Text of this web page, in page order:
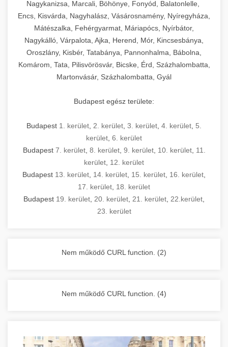
Ipari sütők és gőzpárolók katalógusa -
chef-iparikonyhagepek.hu
berendezések
használatot, miközben megfelel az összes
higiéniai előírásnak.
Ipari hűtőberendezések széles
választéka - chef-iparikonyhagepek.hu
kereskedelmi hűtőegység és hűtőkamra rendszerek
hőmérsékletet és vízminőséget figyelő
rendszerekkel, valamint energiatakarékos
technológiával rendelkeznek. A rozsdamentes
acél konstrukció és a könnyen hozzáférhető
karbantartási pontok biztosítják a hosszú
élettartamot és az egyszerű üzemeltetést.
Ipari mosogatógépek teljes kínálata -
kereskedelmi mosogatógép és tisztítóberendezések
tisztíthatók, szétszerelhetők és karbantarthatók,
megfelelnek az összes élelmiszer-biztonsági
előírásnak. Különböző teljesítményű modellek
állnak rendelkezésre asztali és állványos
kivitelben, az egyedi igények és a
feldolgozandó mennyiségek függvényében.
Biztonságos kezelést biztosító védőburkolatok
számára.
Sajtreszelő gépek szakmai választéka -
chef-iparikonyhagepek.hu
kereskedelmi sajtreszelő és aprítógépek
berendezést magában foglal, amely szükséges
egy modern, hatékonyan működő
kereskedelmi konyha komplett felszereléséhez
és működtetéséhez. Az alapvető
főzőberendezésektől (tűzhelyek, sütők,
grillsütők, frittőzök) kezdve a speciális
feldolgozógépeken (szeletelők, aprítók,
kiegészítő eszközökig mindent egy helyen
megtalál. Szakértő tanácsadóink segítenek a
megfelelő berendezések kiválasztásában, a
konyha optimális elrendezésének
megtervezésében, valamint a telepítés és az
üzembe helyezés koordinálásában. Hosszú távú
garancia, gyors szerviz és folyamatos műszaki
támogatás biztosítja az Ön nyugalmát és
Nagykonyhai berendezések komplett
Nagykanizsa, Marcali, Böhönye, Fonyód, Balatonlelle,
Encs, Kisvárda, Nagyhalász, Vásárosnamény, Nyíregyháza,
Mátészalka, Fehérgyarmat, Máriapócs, Nyírbátor,
Nagykálló, Várpalota, Ajka, Herend, Mór, Kincsesbánya,
Oroszlány, Kisbér, Tatabánya, Pannonhalma, Bábolna,
Komárom, Tata, Pilisvörösvár, Bicske, Érd, Százhalombatta,
Martonvásár, Százhalombatta, Gyál
Budapest egész területe:
Budapest 1. kerület 2. kerület 3. kerület 4. kerület 5.
kerület 6. kerület
Budapest 7. kerület, 8. kerület, 9. kerület, 10. kerület, 11.
kerület 12. kerület
Budapest 13. kerület 14. kerület 15. kerület 16. kerület
17. kerület 18. kerület
Budapest 19. kerület 20. kerület 21. kerület 22.kerület
23. kerület
Nem működő CURL function. (2)
Nem működő CURL function. (4)